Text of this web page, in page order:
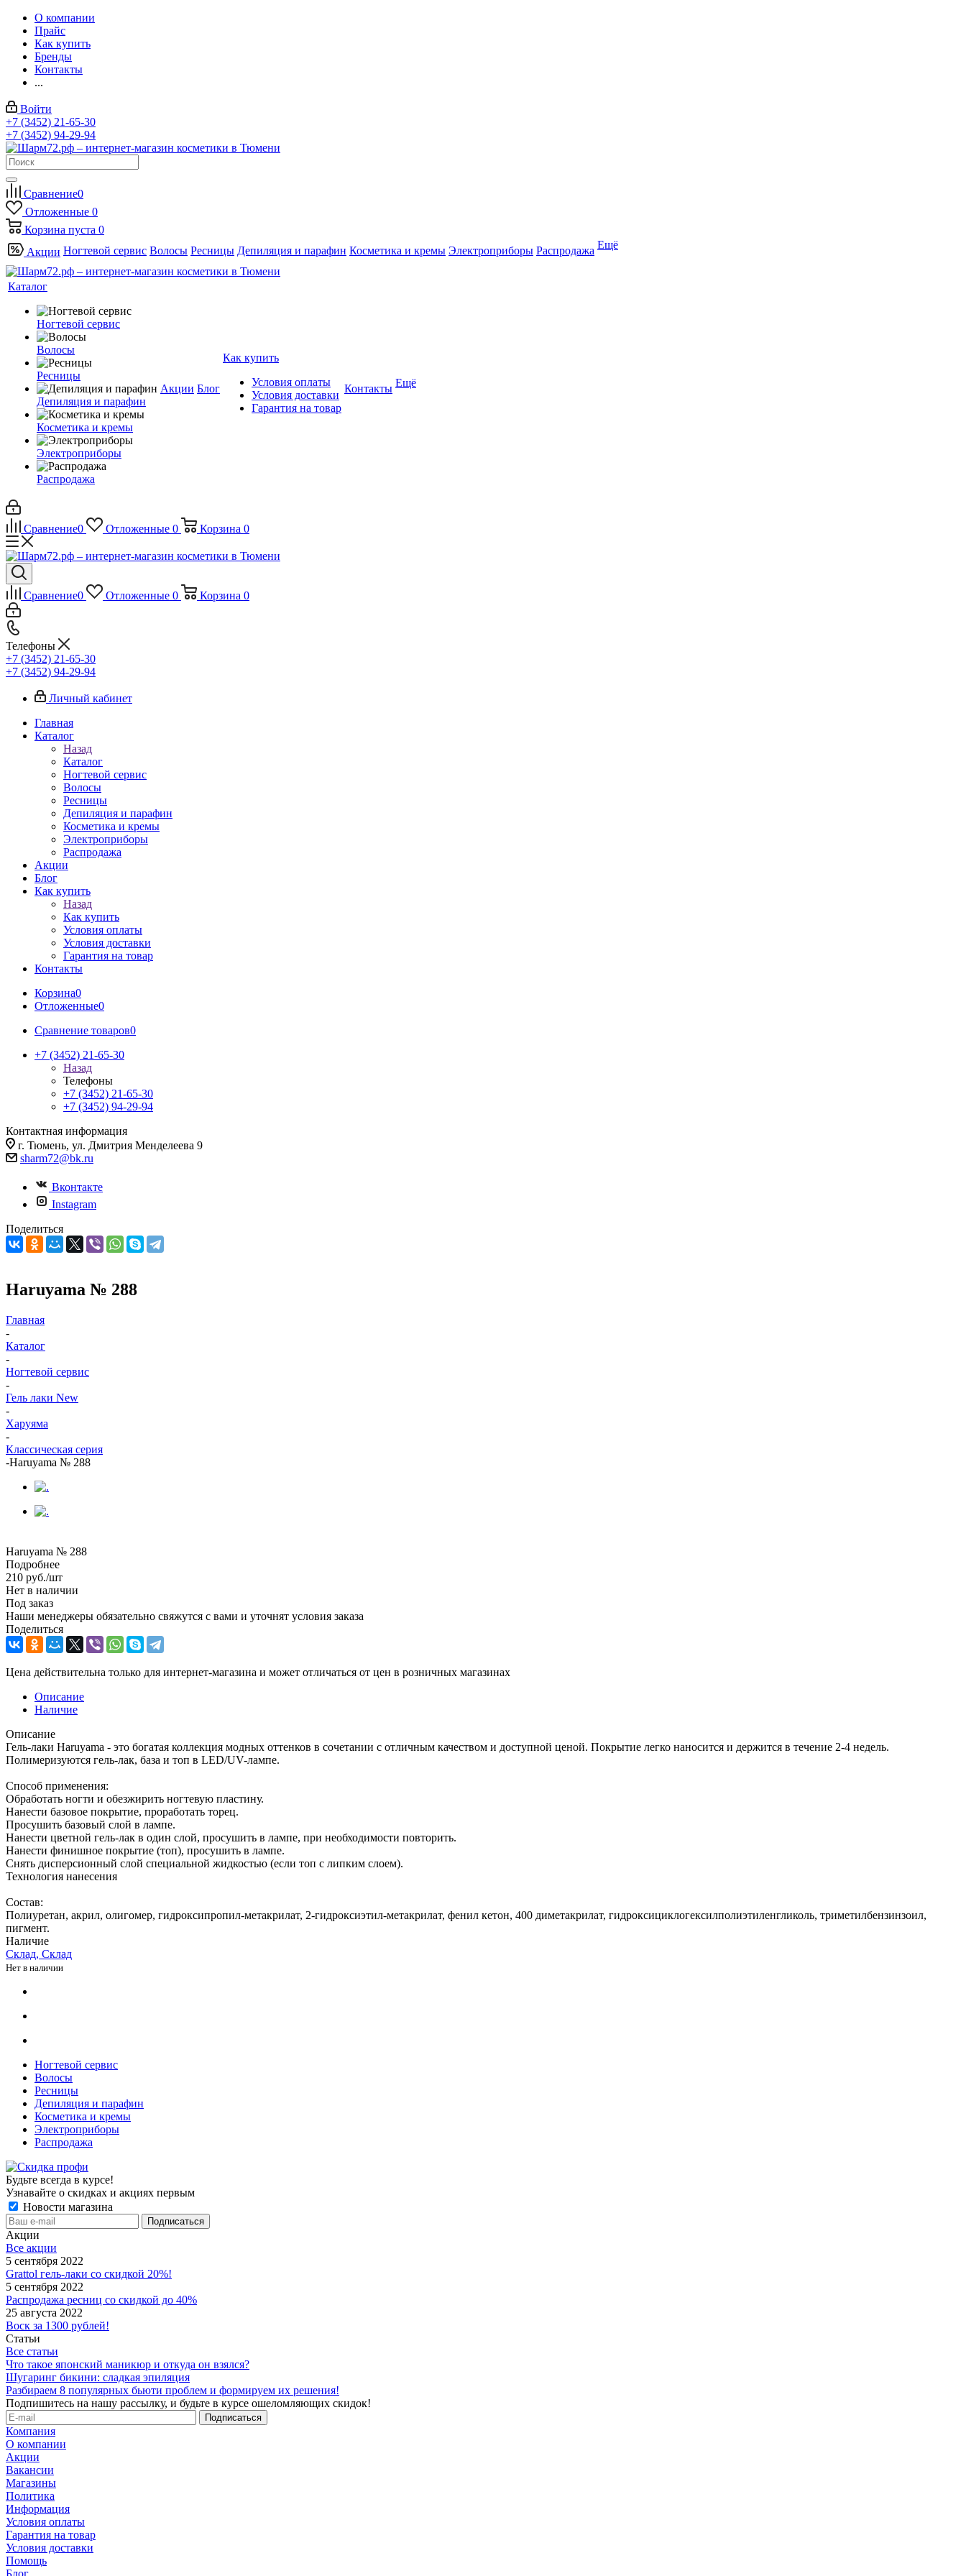
О компании
Прайс
Как купить
Бренды
Контакты
...
Войти
+7 (3452) 21-65-30
+7 (3452) 94-29-94
Сравнение0
Отложенные 0
Корзина пуста 0
Акции Ногтевой сервис Волосы Ресницы Депиляция и парафин Косметика и кремы Электроприборы Распродажа Ещё
Каталог
Ногтевой сервис
Волосы
Ресницы
Депиляция и парафин
Косметика и кремы
Электроприборы
Распродажа
Акции Блог
Как купить
Условия оплаты
Условия доставки
Гарантия на товар
Контакты Ещё
Сравнение0 Отложенные 0 Корзина 0
Сравнение0 Отложенные 0 Корзина 0
Телефоны
+7 (3452) 21-65-30
+7 (3452) 94-29-94
Личный кабинет
Главная
Каталог
Назад
Каталог
Ногтевой сервис
Волосы
Ресницы
Депиляция и парафин
Косметика и кремы
Электроприборы
Распродажа
Акции
Блог
Как купить
Назад
Как купить
Условия оплаты
Условия доставки
Гарантия на товар
Контакты
Корзина0
Отложенные0
Сравнение товаров0
+7 (3452) 21-65-30
Назад
Телефоны
+7 (3452) 21-65-30
+7 (3452) 94-29-94
Контактная информация
г. Тюмень, ул. Дмитрия Менделеева 9
sharm72@bk.ru
Вконтакте
Instagram
Поделиться
Haruyama № 288
Главная
-
Каталог
-
Ногтевой сервис
-
Гель лаки New
-
Харуяма
-
Классическая серия
-Haruyama № 288
Haruyama № 288
Подробнее
210 руб./шт
Нет в наличии
Под заказ
Наши менеджеры обязательно свяжутся с вами и уточнят условия заказа
Поделиться
Цена действительна только для интернет-магазина и может отличаться от цен в розничных магазинах
Описание
Наличие
Описание
Гель-лаки Haruyama - это богатая коллекция модных оттенков в сочетании с отличным качеством и доступной ценой. Покрытие легко наносится и держится в течение 2-4 недель.
Полимеризуются гель-лак, база и топ в LED/UV-лампе.
Способ применения:
Обработать ногти и обезжирить ногтевую пластину.
Нанести базовое покрытие, проработать торец.
Просушить базовый слой в лампе.
Нанести цветной гель-лак в один слой, просушить в лампе, при необходимости повторить.
Нанести финишное покрытие (топ), просушить в лампе.
Снять дисперсионный слой специальной жидкостью (если топ с липким слоем).
Технология нанесения
Состав:
Полиуретан, акрил, олигомер, гидроксипропил-метакрилат, 2-гидроксиэтил-метакрилат, фенил кетон, 400 диметакрилат, гидроксициклогексилполиэтиленгликоль, триметилбензинзоил,
пигмент.
Наличие
Склад, Склад
Нет в наличии
Ногтевой сервис
Волосы
Ресницы
Депиляция и парафин
Косметика и кремы
Электроприборы
Распродажа
Будьте всегда в курсе!
Узнавайте о скидках и акциях первым
Новости магазина
Акции
Все акции
5 сентября 2022
Grattol гель-лаки со скидкой 20%!
5 сентября 2022
Распродажа ресниц со скидкой до 40%
25 августа 2022
Воск за 1300 рублей!
Статьи
Все статьи
Что такое японский маникюр и откуда он взялся?
Шугаринг бикини: сладкая эпиляция
Разбираем 8 популярных бьюти проблем и формируем их решения!
Подпишитесь на нашу рассылку, и будьте в курсе ошеломляющих скидок!
Компания
О компании
Акции
Вакансии
Магазины
Политика
Информация
Условия оплаты
Гарантия на товар
Условия доставки
Помощь
Блог